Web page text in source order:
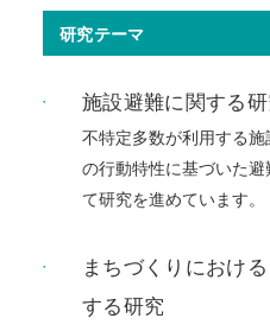
研究テーマ
施設避難に関する
不特定多数が利用する
の行動特性に基づいた
て研究を進めています。
まちづくりにおけ
する研究